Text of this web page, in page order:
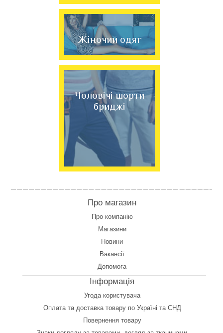
Жіночий одяг
Чоловічі шорти
бриджі
Про магазин
Про компанію
Магазини
Новини
Вакансії
Допомога
Інформація
Угода користувача
Оплата та доставка товару по Україні та СНД
Повернення товару